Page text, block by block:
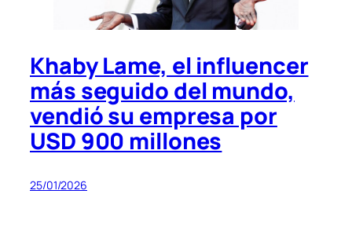
Khaby Lame, el influencer
más seguido del mundo,
vendió su empresa por
USD 900 millones
25/01/2026